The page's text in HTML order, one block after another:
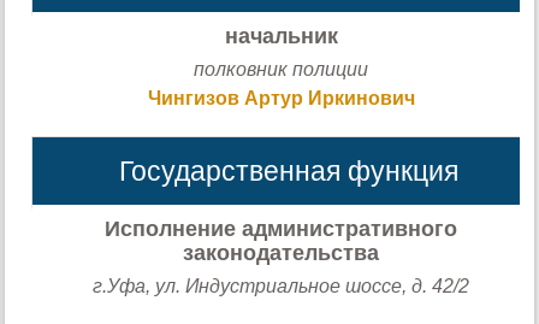
начальник
полковник полиции
Чингизов Артур Иркинович
Государственная функция
Исполнение административного
законодательства
г.Уфа, ул. Индустриальное шоссе, д. 42/2